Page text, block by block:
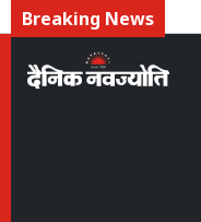
Breaking News